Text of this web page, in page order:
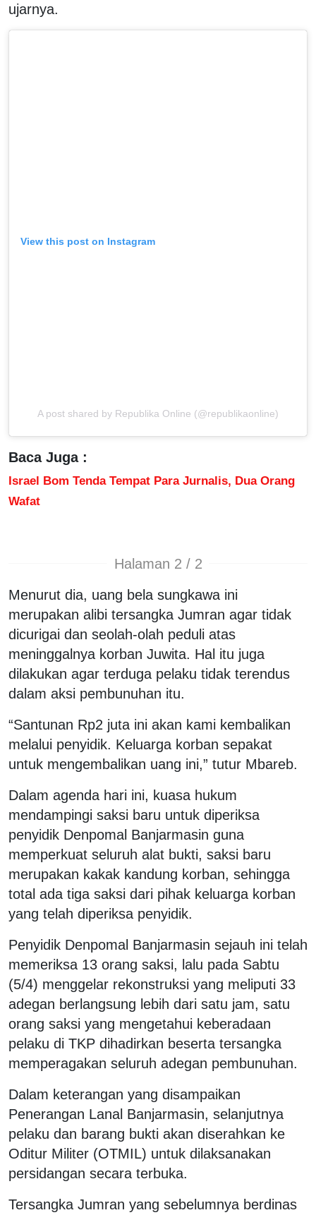
ujarnya.
View this post on Instagram
A post shared by Republika Online (@republikaonline)
Baca Juga :
Israel Bom Tenda Tempat Para Jurnalis, Dua Orang
Wafat
Halaman 2 / 2
Menurut dia, uang bela sungkawa ini
merupakan alibi tersangka Jumran agar tidak
dicurigai dan seolah-olah peduli atas
meninggalnya korban Juwita. Hal itu juga
dilakukan agar terduga pelaku tidak terendus
dalam aksi pembunuhan itu.
“Santunan Rp2 juta ini akan kami kembalikan
melalui penyidik. Keluarga korban sepakat
untuk mengembalikan uang ini,” tutur Mbareb.
Dalam agenda hari ini, kuasa hukum
mendampingi saksi baru untuk diperiksa
penyidik Denpomal Banjarmasin guna
memperkuat seluruh alat bukti, saksi baru
merupakan kakak kandung korban, sehingga
total ada tiga saksi dari pihak keluarga korban
yang telah diperiksa penyidik.
Penyidik Denpomal Banjarmasin sejauh ini telah
memeriksa 13 orang saksi, lalu pada Sabtu
(5/4) menggelar rekonstruksi yang meliputi 33
adegan berlangsung lebih dari satu jam, satu
orang saksi yang mengetahui keberadaan
pelaku di TKP dihadirkan beserta tersangka
memperagakan seluruh adegan pembunuhan.
Dalam keterangan yang disampaikan
Penerangan Lanal Banjarmasin, selanjutnya
pelaku dan barang bukti akan diserahkan ke
Oditur Militer (OTMIL) untuk dilaksanakan
persidangan secara terbuka.
Tersangka Jumran yang sebelumnya berdinas